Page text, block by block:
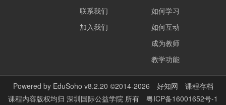
联系我们
加入我们
如何学习
如何互动
成为教师
教学功能
Powered by EduSoho v8.2.20 ©2014-2026 好知网
课程存档
课程内容版权均归 深圳国际公益学院 所有 粤ICP备16001652号-1